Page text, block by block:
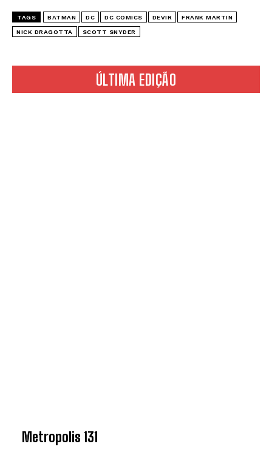
ÚLTIMA EDIÇÃO
Metropolis 131
TAGS BATMAN DC DC COMICS DEVIR FRANK MARTIN
NICK DRAGOTTA SCOTT SNYDER